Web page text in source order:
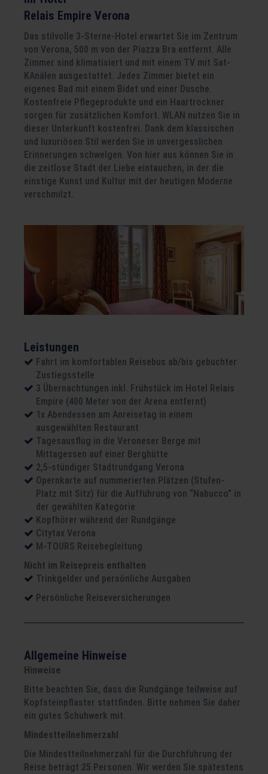
Relais Empire Verona
Das stilvolle 3-Sterne-Hotel erwartet Sie im Zentrum
von Verona, 500 m von der Piazza Bra entfernt. Alle
Zimmer sind klimatisiert und mit einem TV mit Sat-
KAnälen ausgestattet. Jedes Zimmer bietet ein
eigenes Bad mit einem Bidet und einer Dusche.
Kostenfreie Pflegeprodukte und ein Haartrockner
sorgen für zusätzlichen Komfort. WLAN nutzen Sie in
dieser Unterkunft kostenfrei. Dank dem klassischen
und luxuriösen Stil werden Sie in unvergesslichen
Erinnerungen schwelgen. Von hier aus können Sie in
die zeitlose Stadt der Liebe eintauchen, in der die
einstige Kunst und Kultur mit der heutigen Moderne
verschmilzt.
Leistungen
Fahrt im komfortablen Reisebus ab/bis gebuchter
Zustiegsstelle
3 Übernachtungen inkl. Frühstück im Hotel Relais
Empire (400 Meter von der Arena entfernt)
1x Abendessen am Anreisetag in einem
ausgewählten Restaurant
Tagesausflug in die Veroneser Berge mit
Mittagessen auf einer Berghütte
2,5-stündiger Stadtrundgang Verona
Opernkarte auf nummerierten Plätzen (Stufen-
Platz mit Sitz) für die Aufführung von “Nabucco” in
der gewählten Kategorie
Kopfhörer während der Rundgänge
Citytax Verona
M-TOURS Reisebegleitung
Nicht im Reisepreis enthalten
Trinkgelder und persönliche Ausgaben
Persönliche Reiseversicherungen
Allgemeine Hinweise
Hinweise
Bitte beachten Sie, dass die Rundgänge teilweise auf
Kopfsteinpflaster stattfinden. Bitte nehmen Sie daher
ein gutes Schuhwerk mit.
Mindestteilnehmerzahl
Die Mindestteilnehmerzahl für die Durchführung der
Reise beträgt 25 Personen. Wir werden Sie spätestens